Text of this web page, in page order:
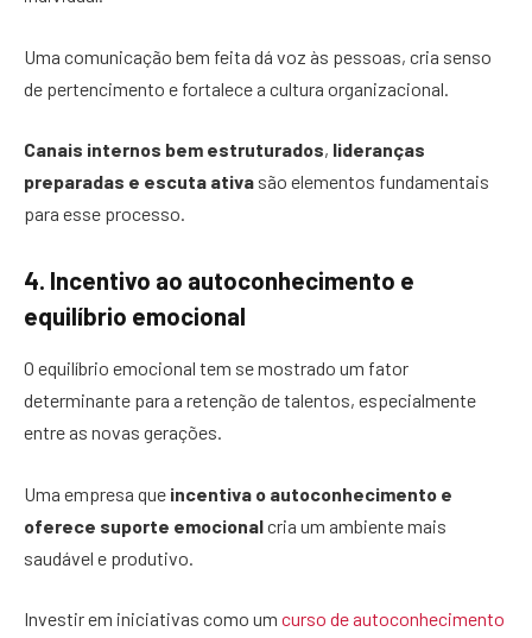
Uma comunicação bem feita dá voz às pessoas, cria senso
de pertencimento e fortalece a cultura organizacional.
Canais internos bem estruturados, lideranças
preparadas e escuta ativa são elementos fundamentais
para esse processo.
4. Incentivo ao autoconhecimento e
equilíbrio emocional
O equilíbrio emocional tem se mostrado um fator
determinante para a retenção de talentos, especialmente
entre as novas gerações.
Uma empresa que incentiva o autoconhecimento e
oferece suporte emocionalcria um ambiente mais
saudável e produtivo.
Investir em iniciativas como um curso de autoconhecimento